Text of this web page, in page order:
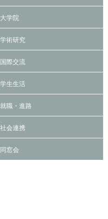
大学院
学術研究
国際交流
学生生活
就職・進路
社会連携
同窓会